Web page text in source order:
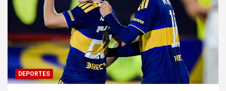
DEPORTES